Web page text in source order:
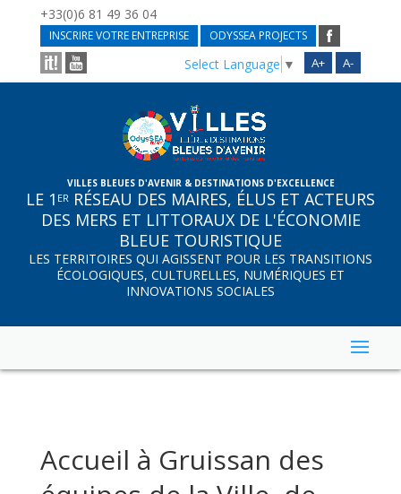
+33(0)6 81 49 36 04
INSCRIRE VOTRE ENTREPRISE ODYSSEA PROJECTS
A+ A-
Select Language ▼
VILLES BLEUES D'AVENIR & DESTINATIONS D'EXCELLENCE
LE 1 ER RÉSEAU DES MAIRES, ÉLUS ET ACTEURS
DES MERS ET LITTORAUX DE L'ÉCONOMIE
BLEUE TOURISTIQUE
LES TERRITOIRES QUI AGISSENT POUR LES TRANSITIONS
ÉCOLOGIQUES, CULTURELLES, NUMÉRIQUES ET
INNOVATIONS SOCIALES
Accueil à Gruissan des